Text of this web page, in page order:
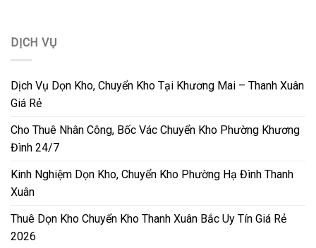
DỊCH VỤ
Dịch Vụ Dọn Kho, Chuyển Kho Tại Khương Mai – Thanh Xuân
Giá Rẻ
Cho Thuê Nhân Công, Bốc Vác Chuyển Kho Phường Khương
Đình 24/7
Kinh Nghiệm Dọn Kho, Chuyển Kho Phường Hạ Đình Thanh
Xuân
Thuê Dọn Kho Chuyển Kho Thanh Xuân Bắc Uy Tín Giá Rẻ
2026